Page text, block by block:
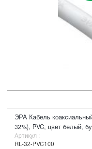
ЭРА Кабель
32%), PVC, цвет белый,
Артикул :
RL-32-PVC100